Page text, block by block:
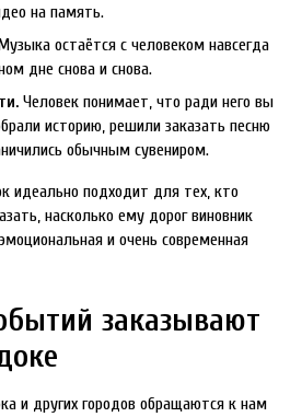
на память.
Музыка остаётся с человеком навсегда
дне снова и снова.
Человек понимает, что ради него вы
историю, решили заказать песню
обычным сувениром.
идеально подходит для тех, кто
насколько ему дорог виновник
и очень современная
заказывают
и других городов обращаются к нам